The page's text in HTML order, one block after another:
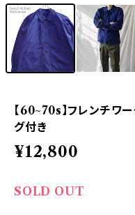
【60~70s】フレンチワ
グ付き
¥12,800
SOLD OUT